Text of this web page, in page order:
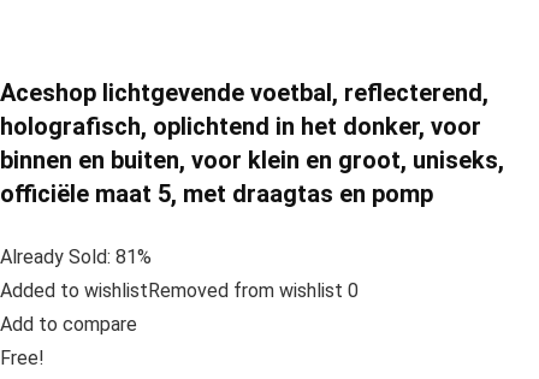
Aceshop lichtgevende voetbal, reflecterend,
holografisch, oplichtend in het donker, voor
binnen en buiten, voor klein en groot, uniseks,
officiële maat 5, met draagtas en pomp
Already Sold: 81%
Added to wishlistRemoved from wishlist 0
Add to compare
Free!